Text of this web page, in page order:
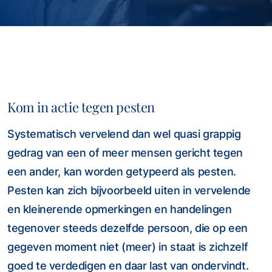
Kom in actie tegen pesten
Systematisch vervelend dan wel quasi grappig
gedrag van een of meer mensen gericht tegen
een ander, kan worden getypeerd als pesten.
Pesten kan zich bijvoorbeeld uiten in vervelende
en kleinerende opmerkingen en handelingen
tegenover steeds dezelfde persoon, die op een
gegeven moment niet (meer) in staat is zichzelf
goed te verdedigen en daar last van ondervindt.